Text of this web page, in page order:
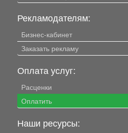
Рекламодателям:
Бизнес-кабинет
Заказать рекламу
Оплата услуг:
Расценки
Оплатить
Наши ресурсы: